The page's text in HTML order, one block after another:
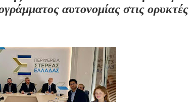
αυτονομίας στις ορυκτές